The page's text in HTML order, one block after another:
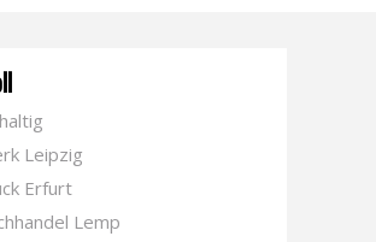
Leipzig
Erfurt
Lemp